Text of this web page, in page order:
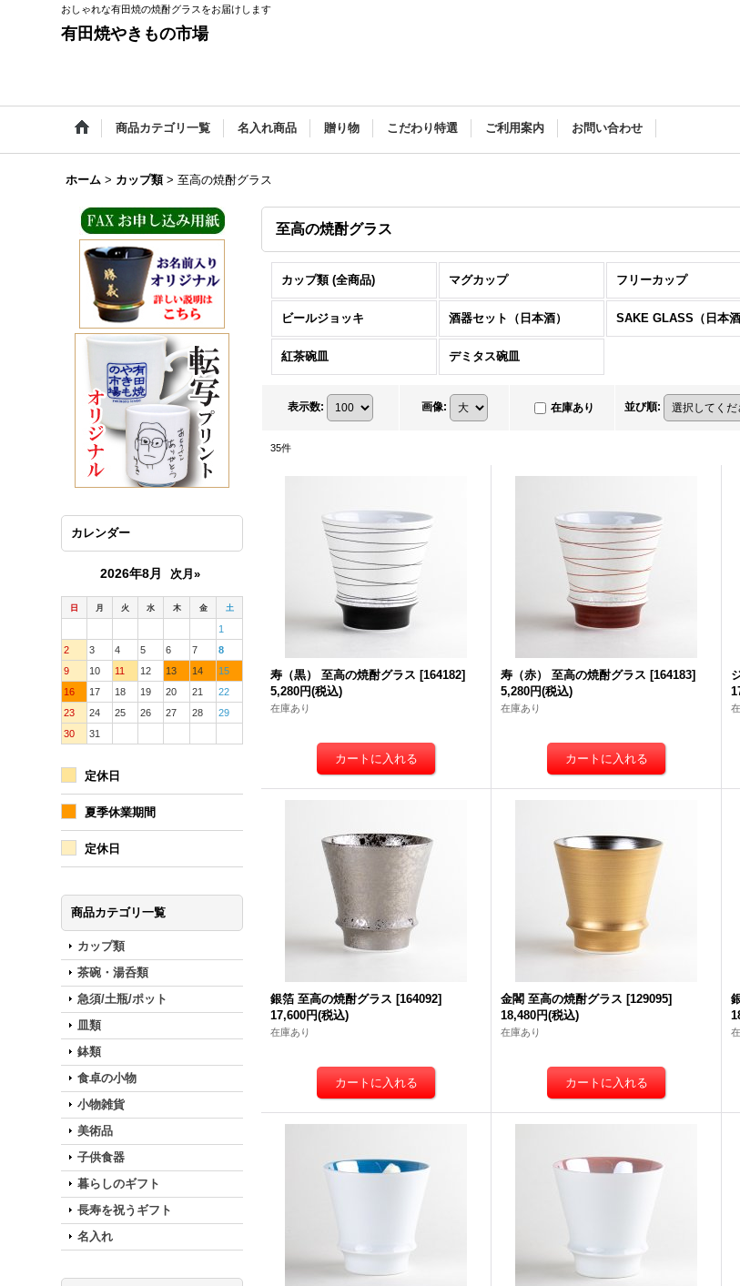
おしゃれな有田焼の焼酎グラスをお届けします
有田焼やきもの市場
商品カテゴリ一覧 名入れ商品 贈り物 こだわり特選 ご利用案内 お問い合わせ
ホーム > カップ類 > 至高の焼酎グラス
カレンダー
2026年8月 次月»
日 月 火 水 木 金 土
1
2
3 4 5 6 7
8
9
10 11 12 13 14
15
16
17 18 19 20 21
22
23
24 25 26 27 28
29
30
31
定休日
夏季休業期間
定休日
商品カテゴリ一覧
カップ類
茶碗・湯呑類
急須/土瓶/ポット
皿類
鉢類
食卓の小物
小物雑貨
美術品
子供食器
暮らしのギフト
長寿を祝うギフト
名入れ
至高の焼酎グラス
カップ類 (全商品) マグカップ フリーカップ
ビールジョッキ 酒器セット（日本酒）
紅茶碗皿 デミタス碗皿
表示数: 画像: 在庫あり 並び順:
35件
寿（黒） 至高の焼酎グラス [164182]
5,280円(税込)
在庫あり
寿（赤） 至高の焼酎グラス [164183]
5,280円(税込)
在庫あり
銀箔 至高の焼酎グラス [164092]
17,600円(税込)
在庫あり
金閣 至高の焼酎グラス [129095]
18,480円(税込)
在庫あり